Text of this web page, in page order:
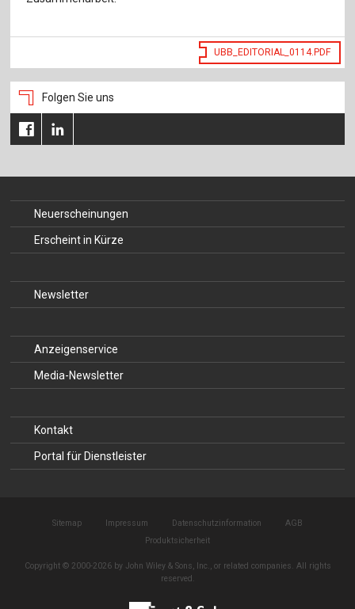
UBB_EDITORIAL_0114.PDF
Folgen Sie uns
Neuerscheinungen
Erscheint in Kürze
Newsletter
Anzeigenservice
Media-Newsletter
Kontakt
Portal für Dienstleister
Sitemap Impressum Datenschutzinformation
AGB
Produktsicherheit
Copyright © 2000-2026 by John Wiley & Sons, Inc., or related companies. All rights
reserved.